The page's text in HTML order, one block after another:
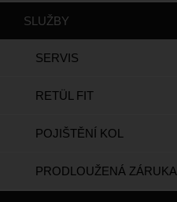
SLUŽBY
SERVIS
RETÜL FIT
POJIŠTĚNÍ KOL
PRODLOUŽENÁ ZÁRUKA